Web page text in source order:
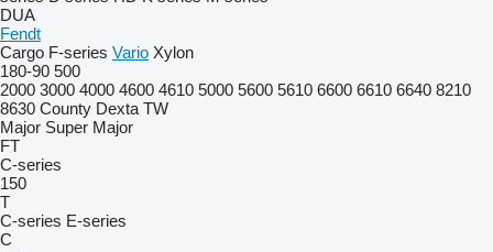
DUA
Fendt
Cargo F-series Vario Xylon
180-90 500
2000 3000 4000 4600 4610 5000 5600 5610 6600 6610 6640 8210
8630 County Dexta TW
Major Super Major
FT
C-series
150
T
C-series E-series
C